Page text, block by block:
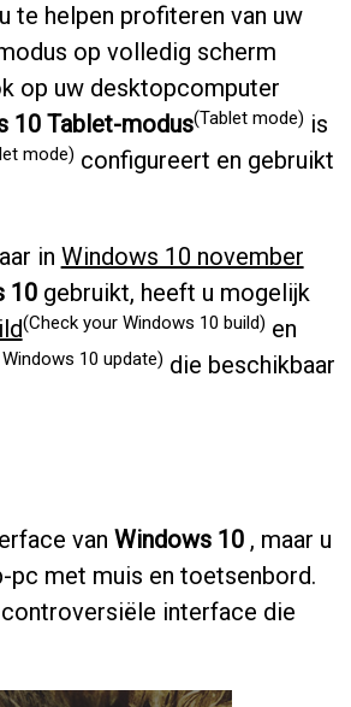
te helpen profiteren van uw
op volledig scherm
op uw desktopcomputer
10 Tablet-modus(Tablet mode) is
mode) configureert en gebruikt
in Windows 10 november
10gebruikt, heeft u mogelijk
(Check your Windows 10 build) en
10 update) die beschikbaar
van Windows 10, maar u
met muis en toetsenbord.
interface die